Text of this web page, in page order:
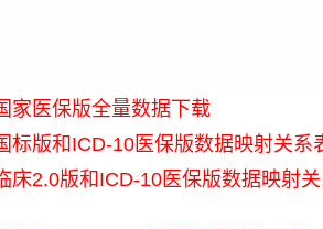
家医保版全量数据下载
标版和ICD-10医保版数据映射关系
床2.0版和ICD-10医保版数据映射